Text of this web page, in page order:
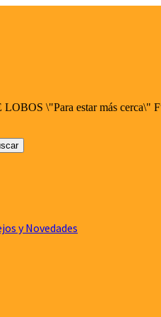
\"Para estar más cerca\"
y Novedades